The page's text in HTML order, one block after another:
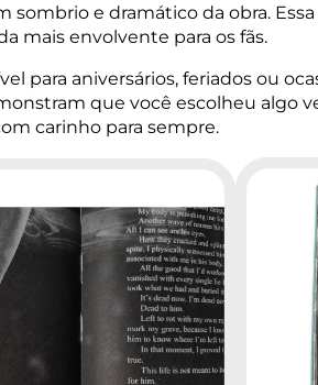
e dramático da obra.
mais envolvente para os fãs.
para aniversários, feriados ou
que você escolheu algo
carinho para sempre.